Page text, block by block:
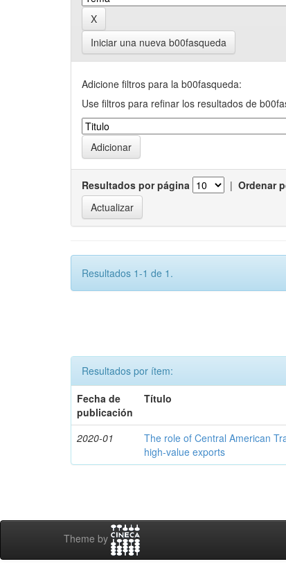
Iniciar una nueva b00fasqueda
Adicione filtros para la b00fasqueda:
Use filtros para refinar los resultados de
Resultados por página | Ordenar
Resultados 1-1 de 1.
Resultados por ítem:
Fecha de
publicación
Título
2020-01
The role of Central American
high-value exports
Theme by